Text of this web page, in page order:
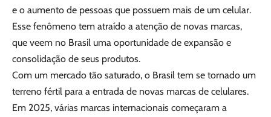
e o aumento de pessoas que possuem mais de um celular.
Esse fenômeno tem atraído a atenção de novas marcas,
que veem no Brasil uma oportunidade de expansão e
consolidação de seus produtos.
Com um mercado tão saturado, o Brasil tem se tornado um
terreno fértil para a entrada de novas marcas de celulares.
Em 2025, várias marcas internacionais começaram a